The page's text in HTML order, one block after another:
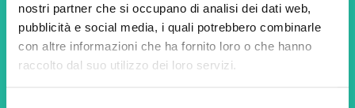
nostri partner che si occupano di analisi dei dati web,
pubblicità e social media, i quali potrebbero combinarle
con altre informazioni che ha fornito loro o che hanno
raccolto dal suo utilizzo dei loro servizi.
Utilizzando questo modulo accetto
l'archiviazione e la gestione dei dati su questo
sito web.Privacy policy